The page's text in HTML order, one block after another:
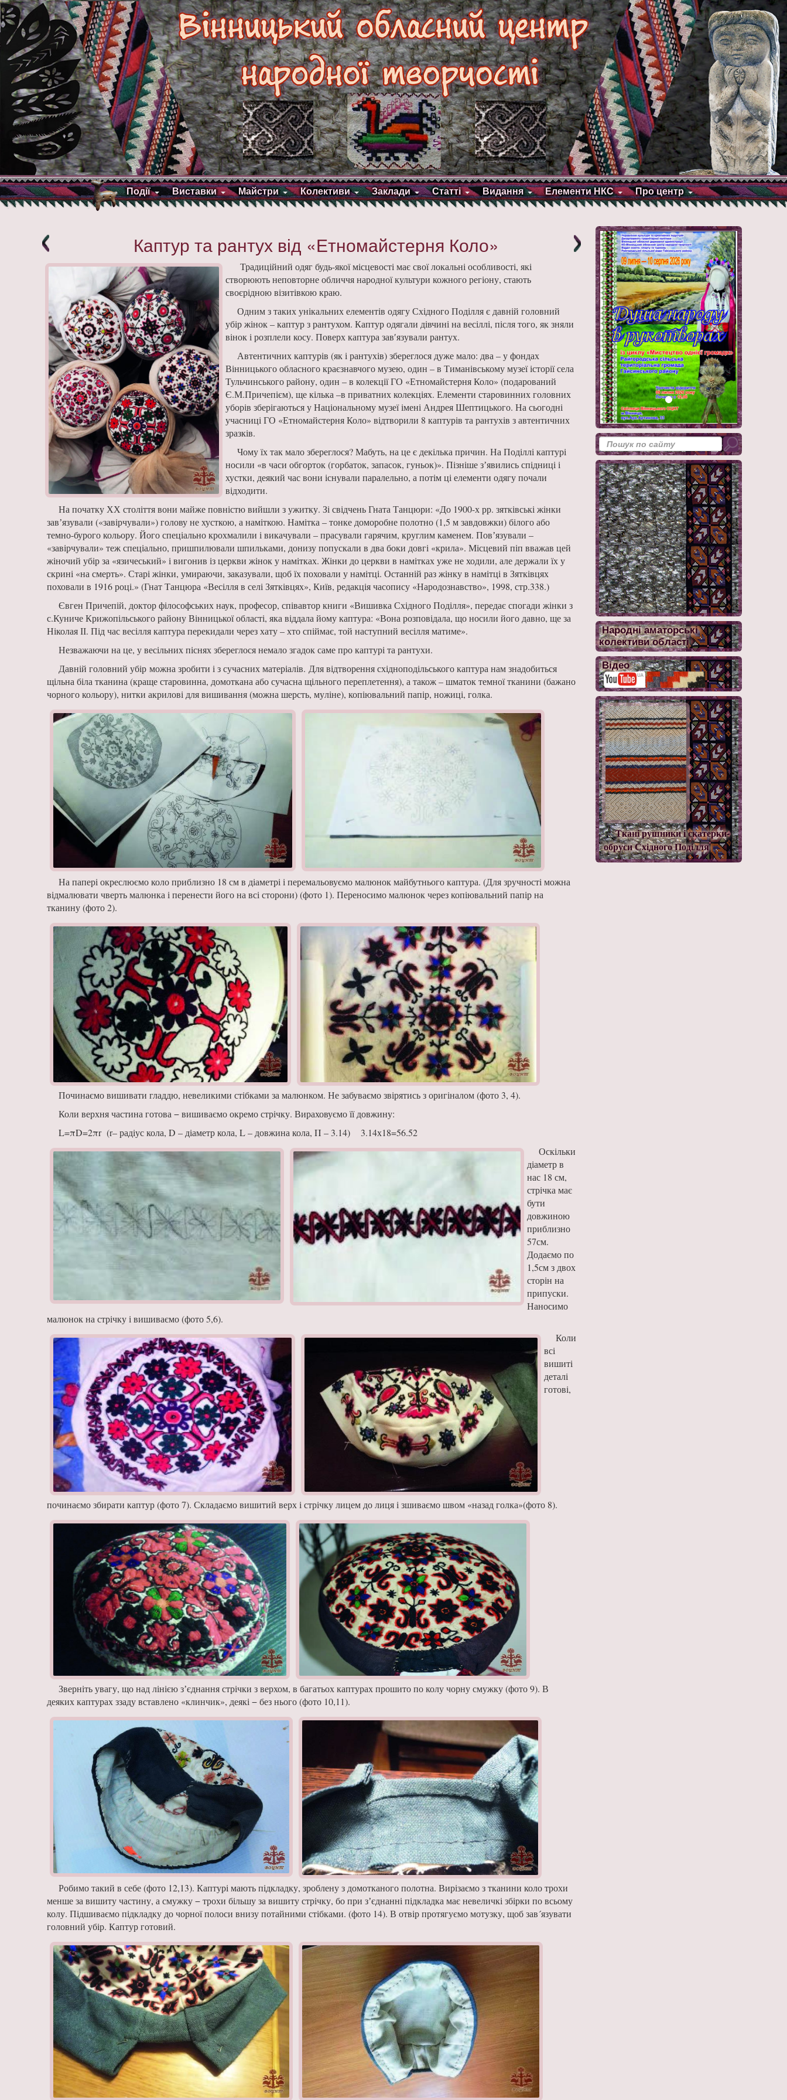
Події Виставки Майстри Колективи Заклади Статті Видання Елементи НКС Про центр
Народні аматорські
колективи області
Відео
Ткані рушники і скатерки-
обруси Східного Поділля
Каптур та рантух від «Етномайстерня Коло»
Традиційний одяг будь-якої місцевості має свої локальні особливості, які
створюють неповторне обличчя народ­ної культури кожного регіону, стають
своєрідною візитівкою краю.
Одним з таких унікальних елементів одягу Східного Поді­лля є давній головний
убір жі­нок – каптур з рантухом. Каптур одягали дівчині на весіллі, після того, як зняли
вінок і розплели косу. Поверх каптура зав′язува­ли рантух.
Автентичних каптурів (як і рантухів) збереглося дуже мало: два – у фондах
Вінниць­кого обласного краєзнавчого музею, один – в Тиманівському музеї історії села
Тульчинсько­го району, один – в колекції ГО «Етномайстерня Коло» (пода­рований
Є.М.Причепієм), ще кілька –в приватних колекціях. Елементи старовинних голов­них
уборів зберігаються у Наці­ональному музеї імені Андрея Шептицького. На сьогодні
учас­ниці ГО «Етномайстерня Коло» відтворили 8 каптурів та ранту­хів з автентичних
зразків.
Чому їх так мало збереглося? Мабуть, на це є декілька при­чин. На Поділлі каптурі
носили «в часи обгорток (горбаток, за­пасок, гуньок)». Пізніше зʼяви­лись спідниці і
хустки, деякий час вони існували паралельно, а потім ці елементи одягу почали
відходити.
На початку ХХ століття вони майже повністю вийшли з ужит­ку. Зі свідчень Гната Танцюри: «До 1900-х рр. зятківські жін­ки
завʼязували («завірчували») голову не хусткою, а наміткою. Намітка – тонке доморобне по­лотно (1,5 м завдовжки) білого або
темно-бурого кольору. Його спеціально крохмалили і вика­чували – прасували гарячим, круглим каменем. Повʼязува­ли –
«завірчували» теж спеці­ально, пришпилювали шпиль­ками, донизу попускали в два боки довгі «крила». Місцевий піп вважав цей
жіночий убір за «язичеський» і вигонив із цер­кви жінок у намітках. Жінки до церкви в намітках уже не ходи­ли, але держали їх у
скрині «на смерть». Старі жінки, умираю­чи, заказували, щоб їх поховали у намітці. Останній раз жінку в намітці в Зятківцях
поховали в 1916 році.» (Гнат Танцюра «Весілля в селі Зятківцях», Київ, редакція часопису «Наро­дознавство», 1998, стр.338.)
Євген Причепій, доктор фі­лософських наук, професор, співавтор книги «Вишивка Східного Поділля», передає спогади жінки з
с.Куниче Кри­жопільського району Вінниць­кої області, яка віддала йому каптура: «Вона розповідала, що носили його давно, ще за
Ніко­лая ІІ. Під час весілля каптура перекидали через хату – хто спіймає, той наступний весілля матиме».
Незважаючи на це, у весіль­них піснях збереглося немало згадок саме про каптурі та ран­тухи.
Давній головний убір можна зро­бити і з сучасних матеріалів. Для відтворення східнопо­дільського каптура нам зна­добиться
щільна біла тканина (краще старовинна, домоткана або сучасна щільного перепле­тення), а також – шматок тем­ної тканини (бажано
чорного кольору), нитки акрилові для вишивання (можна шерсть, му­ліне), копіювальний папір, но­жиці, голка.
На папері окреслюємо коло приблизно 18 см в діаметрі і перемальовуємо малюнок майбутнього каптура. (Для зручності можна
відмалювати чверть малюнка і перенести його на всі сторони) (фото 1). Переносимо малюнок через копіювальний папір на
тканину (фото 2).
Починаємо вишивати гладдю, невеликими стіб­ками за малюнком. Не за­буваємо звірятись з оригі­налом (фото 3, 4).
Коли верхня частина готова − вишиваємо окре­мо стрічку. Вираховуємо її довжину:
L=πD=2πr (r– радіус кола, D – діаметр кола, L – довжина кола, Π – 3.14) 3.14х18=56.52
Оскільки
діаметр в
нас 18 см,
стрічка має
бути
довжиною
приблизно
57см.
Додаємо по
1,5см з двох
сторін на
припуски.
Наносимо
малюнок на стрічку і вишиваємо (фото 5,6).
Коли
всі
вишиті
деталі
готові,
починаємо збира­ти каптур (фото 7). Складає­мо виши­тий верх і стрічку лицем до лиця і зшиваємо швом «назад голка»(фото 8).
Зверніть увагу, що над ліні­єю зʼєднання стрічки з верхом, в багатьох каптурах прошито по колу чорну смужку (фото 9). В
деяких каптурах ззаду вставлено «клинчик», деякі − без нього (фото 10,11).
Робимо такий в себе (фото 12,13). Каптурі мають підклад­ку, зроблену з домотканого полотна. Вирізаємо з тканини коло трохи
менше за вишиту ча­стину, а смужку − трохи більшу за вишиту стрічку, бо при зʼєд­нанні підкладка має невеличкі збірки по всьому
колу. Під­шиваємо підкладку до чорної полоси внизу потайними стіб­ками. (фото 14). В отвір протя­гуємо мотузку, щоб зав´язувати
головний убір. Каптур готовий.